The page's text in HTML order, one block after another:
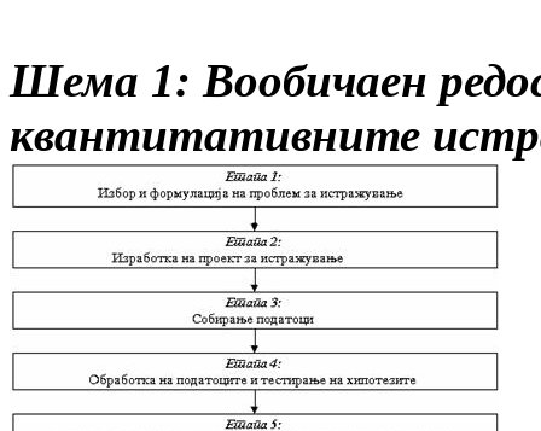
Шема 1: Вообичаен
квантитативните